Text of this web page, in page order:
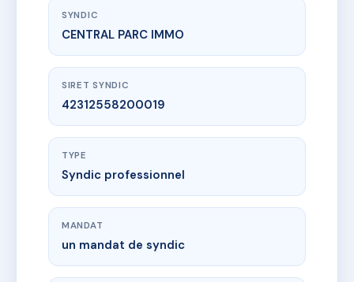
SYNDIC
CENTRAL PARC IMMO
SIRET SYNDIC
42312558200019
TYPE
Syndic professionnel
MANDAT
un mandat de syndic